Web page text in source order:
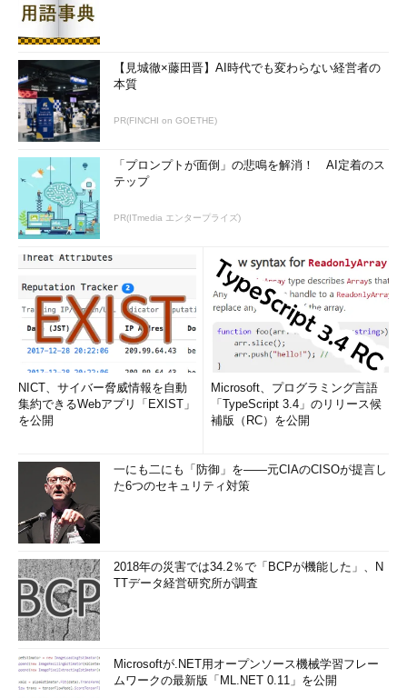
【見城徹×藤田晋】AI時代でも変わらない経営者の
本質
PR(FINCHI on GOETHE)
「プロンプトが面倒」の悲鳴を解消！ AI定着のス
テップ
PR(ITmedia エンタープライズ)
NICT、サイバー脅威情報を自動
集約できるWebアプリ「EXIST」
を公開
Microsoft、プログラミング言語
「TypeScript 3.4」のリリース候
補版（RC）を公開
一にも二にも「防御」を――元CIAのCISOが提言し
た6つのセキュリティ対策
2018年の災害では34.2％で「BCPが機能した」、N
TTデータ経営研究所が調査
Microsoftが.NET用オープンソース機械学習フレー
ムワークの最新版「ML.NET 0.11」を公開